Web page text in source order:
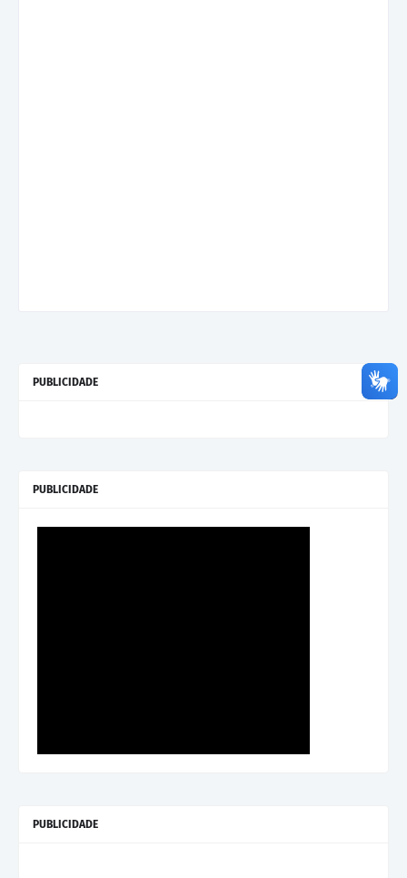
PUBLICIDADE
PUBLICIDADE
PUBLICIDADE